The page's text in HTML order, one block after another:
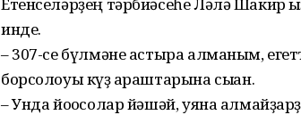
инде.
– 307-се бүлмәне астыра алманым,
борсолоуы күҙ ҡараштарына сыҡҡан.
– Унда йоҡосолар йәшәй, уяна